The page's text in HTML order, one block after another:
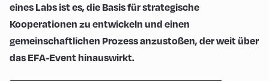
eines Labs ist es, die Basis für strategische
Kooperationen zu entwickeln und einen
gemeinschaftlichen Prozess anzustoßen, der weit über
das EFA-Event hinauswirkt.